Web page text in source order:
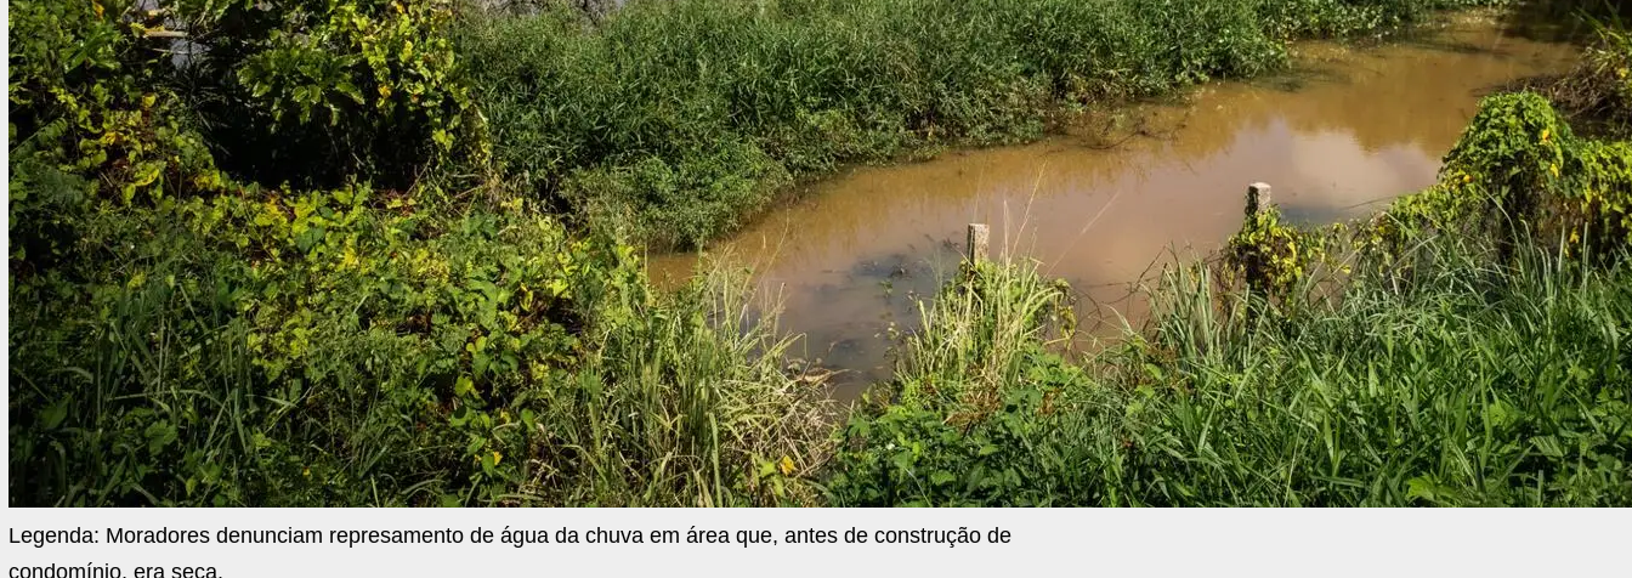
Legenda: Moradores denunciam represamento de água da chuva em área que, antes de construção de
condomínio, era seca.